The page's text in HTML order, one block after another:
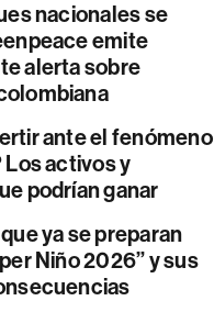
nacionales se
emite
alerta sobre
ante el fenómeno
Los activos y
podrían ganar
ya se preparan
Niño 2026” y sus